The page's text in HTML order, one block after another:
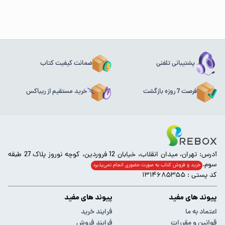
پشتیبانی تلفنی ضمانت کیفیت کتاب
فرصت 7 روزه بازگشت خرید مستقیم از ریباکس
آدرس: تهران، میدان انقلاب، خیابان 12 فروردین، کوچه نوروز پلاک 27 طبقه
سوم. خرید و فروش کتاب به صورت حضوری انجام‌ نمی‌پذیرد
کد پستی : ۱۳۱۴۶۸۵۳۵۵
پیوند های مفید
اعتماد به ما
پیوند های مفید
فرایند خرید